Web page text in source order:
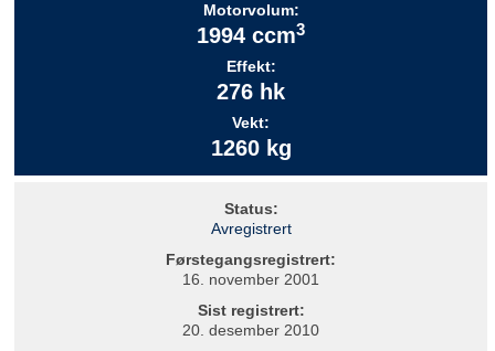
Motorvolum:
1994 ccm3
Effekt:
276 hk
Vekt:
1260 kg
Status:
Avregistrert
Førstegangsregistrert:
16. november 2001
Sist registrert:
20. desember 2010